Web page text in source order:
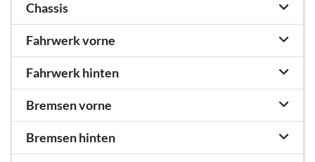
Chassis
Fahrwerk vorne
Fahrwerk hinten
Bremsen vorne
Bremsen hinten